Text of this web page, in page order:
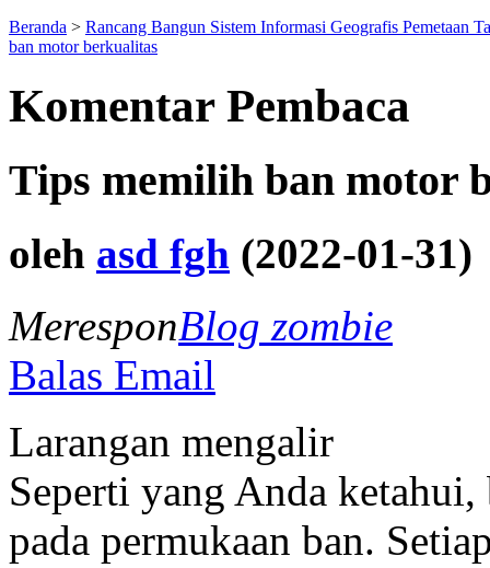
Beranda > Rancang Bangun Sistem Informasi Geografis Pemetaan
ban motor berkualitas
Komentar Pembaca
Tips memilih ban motor
oleh asd fgh (2022-01-31)
MeresponBlog zombie
Balas Email
Larangan mengalir
Seperti yang Anda
pada permukaan ban.